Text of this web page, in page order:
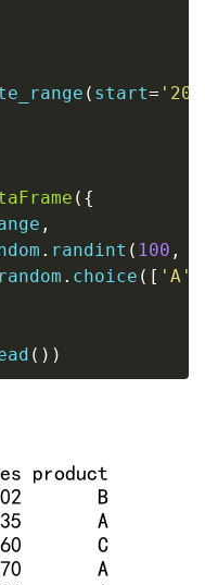
( start=
( {
,
. randint ( 100 ,
random . choice ( [ 'A'
( ) )